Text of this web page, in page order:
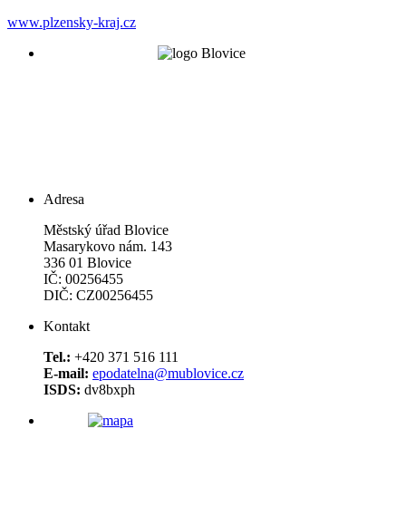
www.plzensky-kraj.cz
Adresa
Městský úřad Blovice
Masarykovo nám. 143
336 01 Blovice
IČ: 00256455
DIČ: CZ00256455
Kontakt
Tel.: +420 371 516 111
E-mail: epodatelna@mublovice.cz
ISDS: dv8bxph